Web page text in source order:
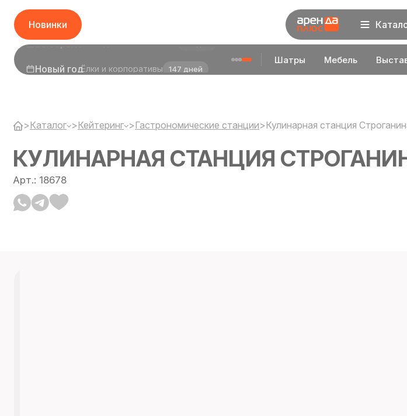
Новинки
Шатры Мебель
>Каталог >Кейтеринг >Гастрономические станции>Кулинарная станция
КУЛИНАРНАЯ СТАНЦИЯ
Арт.: 18678